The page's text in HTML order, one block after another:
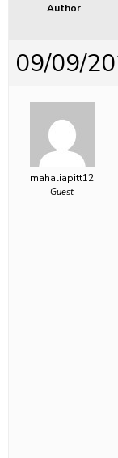
Author
09/09/
mahaliapitt12
Guest